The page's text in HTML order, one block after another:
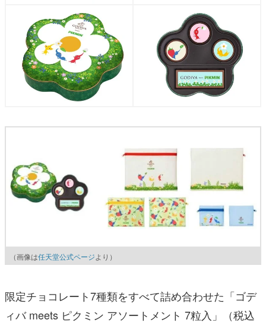
（画像は任天堂公式ページより）
限定チョコレート7種類をすべて詰め合わせた「ゴデ
ィバ meets ピクミン アソートメント 7粒入」（税込